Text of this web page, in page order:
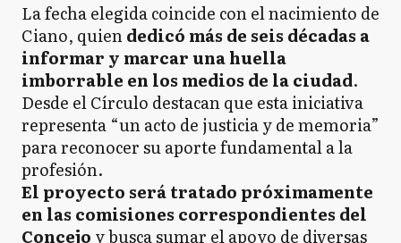
La fecha elegida coincide con el nacimiento de
Ciano, quiendedicó más de seis décadas a
informar y marcar una huella
imborrable en los medios de la ciudad.
Desde el Círculo destacan que esta iniciativa
representa “un acto de justicia y de memoria”
para reconocer su aporte fundamental a la
profesión.
El proyecto será tratado próximamente
en las comisiones correspondientes del
Concejo y busca sumar el apoyo de diversas